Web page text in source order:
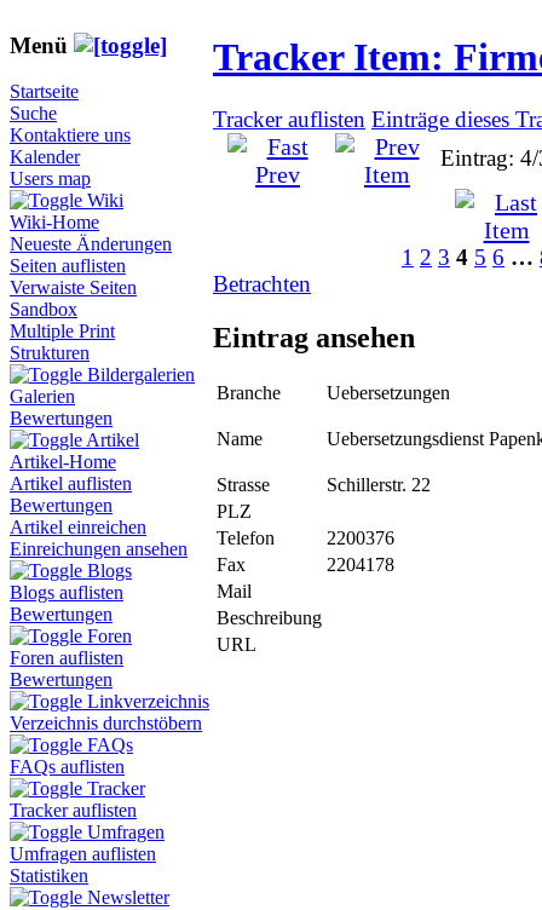
Menü
Startseite
Suche
Kontaktiere uns
Kalender
Users map
Wiki
Wiki-Home
Neueste Änderungen
Seiten auflisten
Verwaiste Seiten
Sandbox
Multiple Print
Strukturen
Bildergalerien
Galerien
Bewertungen
Artikel
Artikel-Home
Artikel auflisten
Bewertungen
Artikel einreichen
Einreichungen ansehen
Blogs
Blogs auflisten
Bewertungen
Foren
Foren auflisten
Bewertungen
Linkverzeichnis
Verzeichnis durchstöbern
FAQs
FAQs auflisten
Tracker
Tracker auflisten
Umfragen
Umfragen auflisten
Statistiken
Newsletter
Tracker Item:
Tracker auflisten Einträge dieses
Eintrag:
1 2 3 4 5 6 …
Betrachten
Eintrag ansehen
Branche Uebersetzungen
Name Uebersetzungsdienst
Strasse
Schillerstr. 22
PLZ
Telefon
2200376
Fax
2204178
Mail
Beschreibung
URL